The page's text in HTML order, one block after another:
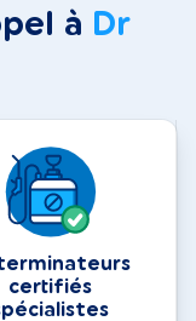
à Dr
certifiés